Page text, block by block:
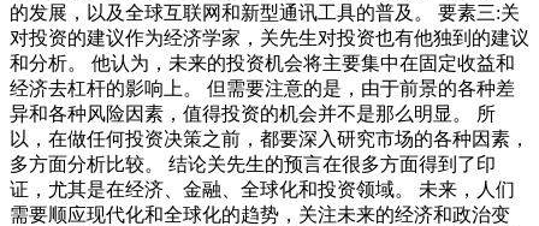
的发展，以及全球互联网和新型通讯工具的普及。 要素三:关
对投资的建议作为经济学家，关先生对投资也有他独到的建议
和分析。 他认为，未来的投资机会将主要集中在固定收益和
经济去杠杆的影响上。 但需要注意的是，由于前景的各种差
异和各种风险因素，值得投资的机会并不是那么明显。 所
以，在做任何投资决策之前，都要深入研究市场的各种因素，
多方面分析比较。 结论关先生的预言在很多方面得到了印
证，尤其是在经济、金融、全球化和投资领域。 未来，人们
需要顺应现代化和全球化的趋势，关注未来的经济和政治变